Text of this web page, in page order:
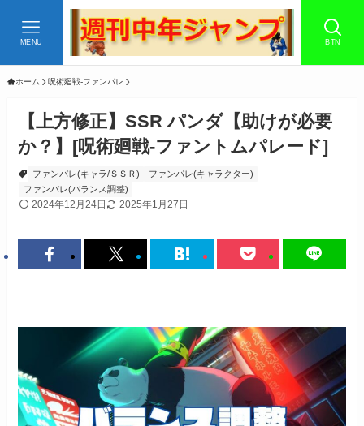
BTN
MENU
ホーム 呪術廻戦-ファンパレ
【上方修正】SSR パンダ【助けが必要
か？】[呪術廻戦-ファントムパレード]
ファンパレ(キャラ/ＳＳＲ)
ファンパレ(キャラクター)
ファンパレ(バランス調整)
2024年12月24日 2025年1月27日